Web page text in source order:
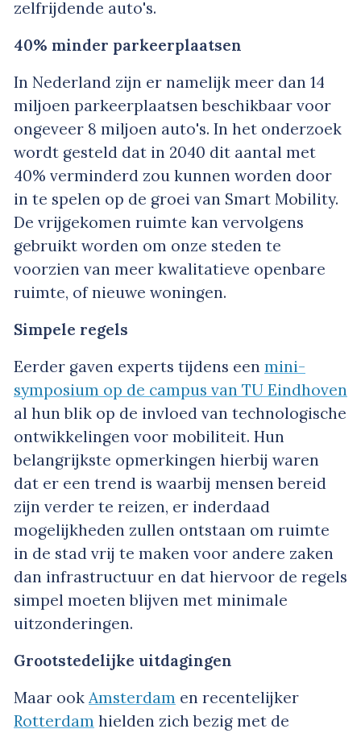
zelfrijdende auto's.
40% minder parkeerplaatsen
In Nederland zijn er namelijk meer dan 14
miljoen parkeerplaatsen beschikbaar voor
ongeveer 8 miljoen auto's. In het onderzoek
wordt gesteld dat in 2040 dit aantal met
40% verminderd zou kunnen worden door
in te spelen op de groei van Smart Mobility.
De vrijgekomen ruimte kan vervolgens
gebruikt worden om onze steden te
voorzien van meer kwalitatieve openbare
ruimte, of nieuwe woningen.
Simpele regels
Eerder gaven experts tijdens een mini-
symposium op de campus van TU Eindhoven
al hun blik op de invloed van technologische
ontwikkelingen voor mobiliteit. Hun
belangrijkste opmerkingen hierbij waren
dat er een trend is waarbij mensen bereid
zijn verder te reizen, er inderdaad
mogelijkheden zullen ontstaan om ruimte
in de stad vrij te maken voor andere zaken
dan infrastructuur en dat hiervoor de regels
simpel moeten blijven met minimale
uitzonderingen.
Grootstedelijke uitdagingen
Maar ook Amsterdam en recentelijker
Rotterdam hielden zich bezig met de